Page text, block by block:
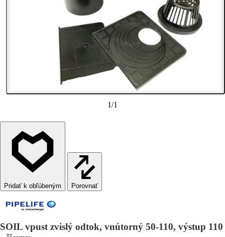
1/1
Porovnať
SOIL vpust zvislý odtok, vnútorný 50-110, výstup 110